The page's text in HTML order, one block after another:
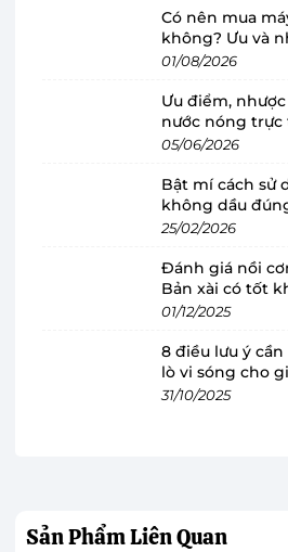
Máy xay cầm tay Sharp
nhỏ gọn, tay cầm chắc
tiện lợi, phù hợp với tay
mỏi khi sử dụng trong thời
Có nên mua
không? Ưu và
01/08/2026
Ưu điểm,
nước nóng trực
05/06/2026
Bật mí cách sử
không dầu
bền
25/02/2026
Đánh giá nồi
Bản xài có tốt
01/12/2025
8 điều lưu ý
lò vi sóng cho
31/10/2025
Sản PhẩmLiên Quan